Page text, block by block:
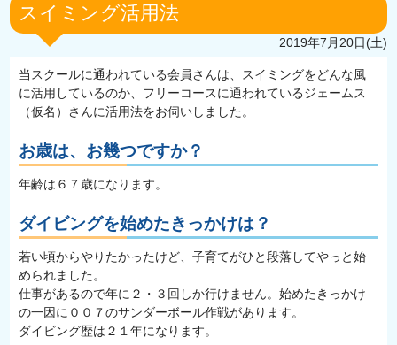
スイミング活用法
2019年7月20日(土)
当スクールに通われている会員さんは、スイミングをどんな風
に活用しているのか、フリーコースに通われているジェームス
（仮名）さんに活用法をお伺いしました。
お歳は、お幾つですか？
年齢は６７歳になります。
ダイビングを始めたきっかけは？
若い頃からやりたかったけど、子育てがひと段落してやっと始
められました。
仕事があるので年に２・３回しか行けません。始めたきっかけ
の一因に００７のサンダーボール作戦があります。
ダイビング歴は２１年になります。